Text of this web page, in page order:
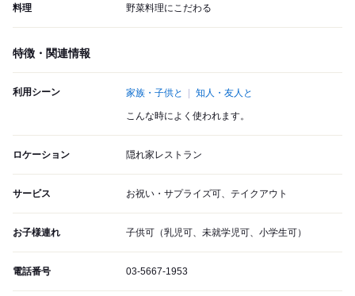
料理 野菜料理にこだわる
特徴・関連情報
利用シーン 家族・子供と 知人・友人と
こんな時によく使われます。
ロケーション 隠れ家レストラン
サービス お祝い・サプライズ可、テイクアウト
お子様連れ 子供可（乳児可、未就学児可、小学生可）
電話番号 03-5667-1953